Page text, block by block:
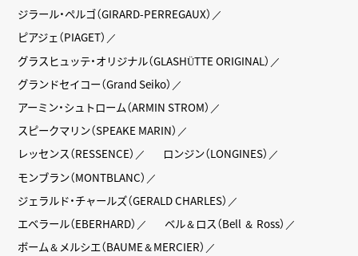
ジラール・ペルゴ（GIRARD-PERREGAUX）
ピアジェ（PIAGET）
グラスヒュッテ・オリジナル（GLASHÜTTE ORIGINAL）
グランドセイコー（Grand Seiko）
アーミン・シュトローム（ARMIN STROM）
スピークマリン（SPEAKE MARIN）
レッセンス（RESSENCE）
ロンジン（LONGINES）
モンブラン（MONTBLANC）
ジェラルド・チャールズ（GERALD CHARLES）
エベラール（EBERHARD）
ベル＆ロス（Bell ＆ Ross）
ボーム＆メルシエ（BAUME＆MERCIER）